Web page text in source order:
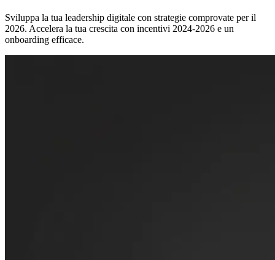
Sviluppa la tua leadership digitale con strategie comprovate per il
2026. Accelera la tua crescita con incentivi 2024-2026 e un
onboarding efficace.